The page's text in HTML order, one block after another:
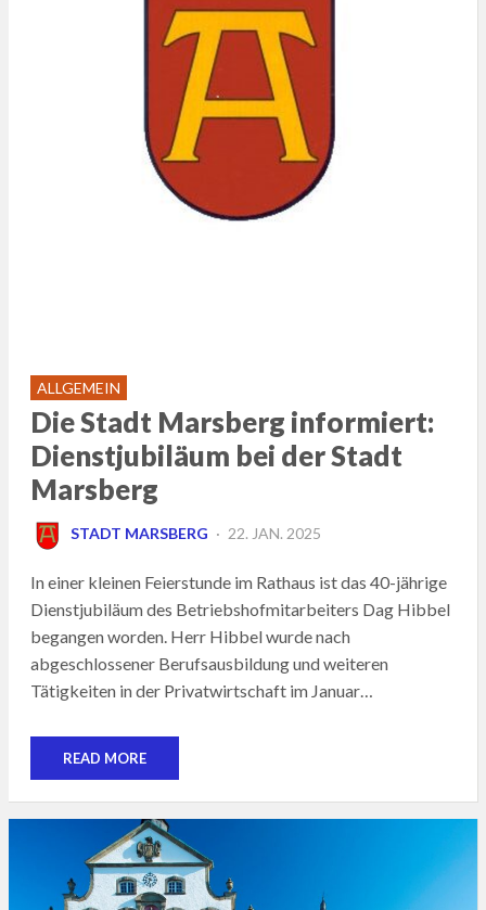
ALLGEMEIN
Die Stadt Marsberg informiert:
Dienstjubiläum bei der Stadt
Marsberg
STADT MARSBERG
POSTED
22. JAN. 2025
In einer kleinen Feierstunde im Rathaus ist das 40-jährige
Dienstjubiläum des Betriebshofmitarbeiters Dag Hibbel
begangen worden. Herr Hibbel wurde nach
abgeschlossener Berufsausbildung und weiteren
Tätigkeiten in der Privatwirtschaft im Januar…
READ MORE